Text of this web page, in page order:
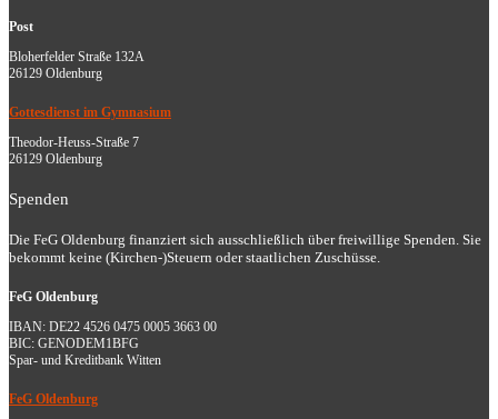
Post
Bloherfelder Straße 132A
26129 Oldenburg
Gottesdienst im Gymnasium
Theodor-Heuss-Straße 7
26129 Oldenburg
Spenden
Die FeG Oldenburg finanziert sich ausschließlich über freiwillige Spenden. Sie
bekommt keine (Kirchen-)Steuern oder staatlichen Zuschüsse.
FeG Oldenburg
IBAN: DE22 4526 0475 0005 3663 00
BIC: GENODEM1BFG
Spar- und Kreditbank Witten
FeG Oldenburg